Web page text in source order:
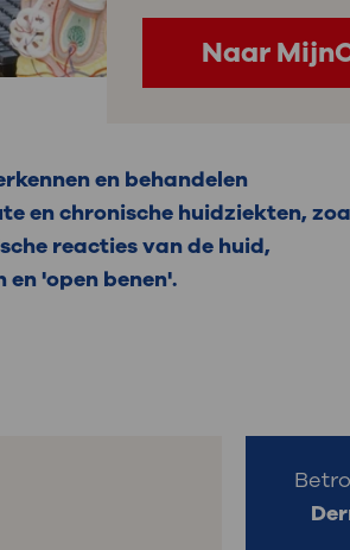
Naar
en behandelen
en chronische huidziekten,
reacties van de huid,
'open benen'.